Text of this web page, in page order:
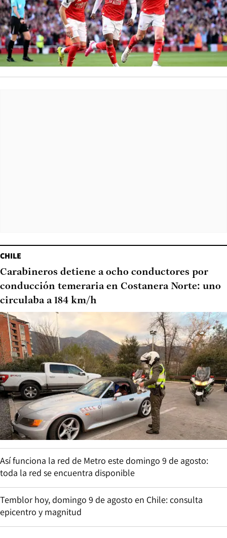
CHILE
Carabineros detiene a ocho conductores por
conducción temeraria en Costanera Norte: uno
circulaba a 184 km/h
Así funciona la red de Metro este domingo 9 de agosto:
toda la red se encuentra disponible
Temblor hoy, domingo 9 de agosto en Chile: consulta
epicentro y magnitud